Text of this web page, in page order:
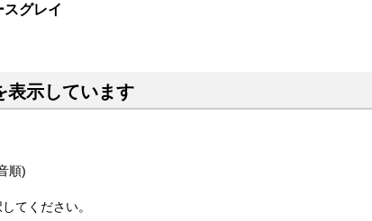
グレイ
表示しています
順)
てください。